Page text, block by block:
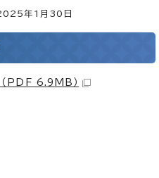
年1月30日
PDF 6.9MB）